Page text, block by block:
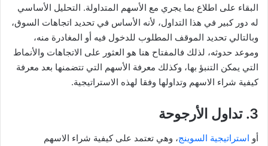
البقاء على اطلاع بما يجري مع الأسهم المتداولة. التحليل الأساسي
له دور كبير في هذا التداول، لأنه الأساس في تحديد اتجاهات السوق،
وبالتالي تحديد الموقف المطلوب للدخول فيه أو المغادرة منه،
وموعد حدوثه، لذلك فالمفتاح هنا هو العثور على الاتجاهات والأنماط
التي يمكن التنبؤ بها، وكذلك معرفة الأسهم التي تتضمنها بعد معرفة
كيفية شراء الاسهم وتداولها وفقا لهذه الاستراتيجية.
3. تداول الأرجوحة
أو استراتيجية السوينج، وهي تعتمد على كيفية شراء الاسهم